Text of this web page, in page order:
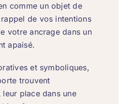
comme un objet de
de vos intentions
votre ancrage dans un
apaisé.
et symboliques,
trouvent
leur place dans une